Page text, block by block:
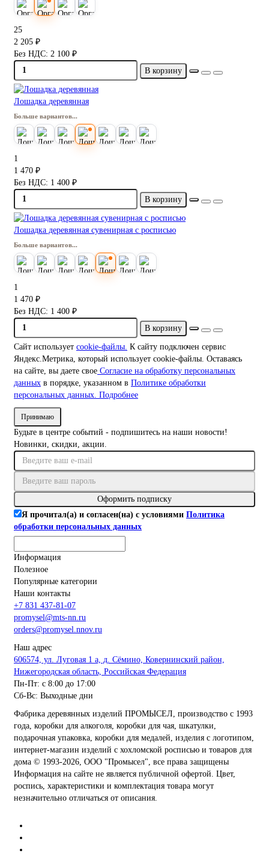
25
2 205 ₽
Без НДС: 2 100 ₽
В корзину
Лошадка деревянная
Больше вариантов...
1
1 470 ₽
Без НДС: 1 400 ₽
В корзину
Лошадка деревянная сувенирная с росписью
Больше вариантов...
1
1 470 ₽
Без НДС: 1 400 ₽
В корзину
Сайт использует cookie-файлы. К cайту подключен сервис
Яндекс.Метрика, который использует cookie-файлы. Оставаясь
на сайте, вы даете свое Согласие на обработку персональных
данных в порядке, указанном в Политике обработки
персональных данных. Подробнее
Принимаю
Будьте в центре событий - подпишитесь на наши новости!
Новинки, скидки, акции.
Оформить подписку
Я прочитал(а) и согласен(на) с условиями Политика
обработки персональных данных
Информация
Полезное
Популярные категории
Наши контакты
+7 831 437-81-07
promysel@mts-nn.ru
orders@promysel.nnov.ru
Наш адрес
606574, ул. Луговая 1 а, д. Сёмино, Ковернинский район,
Нижегородская область, Российская Федерация
Пн-Пт: с 8:00 до 17:00
Сб-Вс: Выходные дни
Фабрика деревянных изделий ПРОМЫСЕЛ, производство с 1993
года, коробки для алкоголя, коробки для чая, шкатулки,
подарочная упаковка, коробки для медалей, изделия с логотипом,
интернет-магазин изделий с хохломской росписью и товаров для
дома © 1993-2026, ООО "Промысел", все права защищены
Информация на сайте не является публичной офертой. Цвет,
роспись, характеристики и комплектация товара могут
незначительно отличаться от описания.